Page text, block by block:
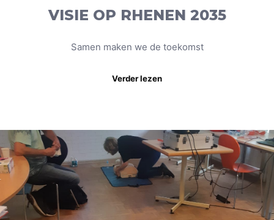
VISIE OP RHENEN 2035
Samen maken we de toekomst
Verder lezen